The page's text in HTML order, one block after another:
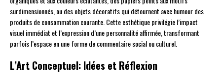
surdimensionnés, ou des objets décoratifs qui détournent avec humour des
produits de consommation courante. Cette esthétique privilégie l’impact
visuel immédiat et l’expression d’une personnalité affirmée, transformant
parfois l’espace en une forme de commentaire social ou culturel.
L’Art Conceptuel: Idées et Réflexion